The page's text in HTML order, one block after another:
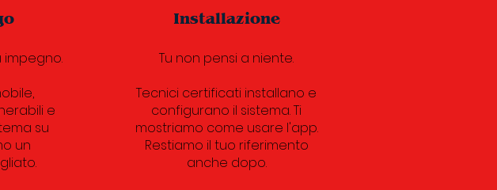
impegno.
e
su
un
Installazione
Tu non pensi a niente.
Tecnici certificati installano e
configurano il sistema. Ti
mostriamo come usare l'app.
Restiamo il tuo riferimento
anche dopo.